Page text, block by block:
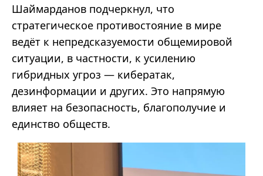
Шаймарданов подчеркнул, что
стратегическое противостояние в мире
ведёт к непредсказуемости общемировой
ситуации, в частности, к усилению
гибридных угроз — кибератак,
дезинформации и других. Это напрямую
влияет на безопасность, благополучие и
единство обществ.